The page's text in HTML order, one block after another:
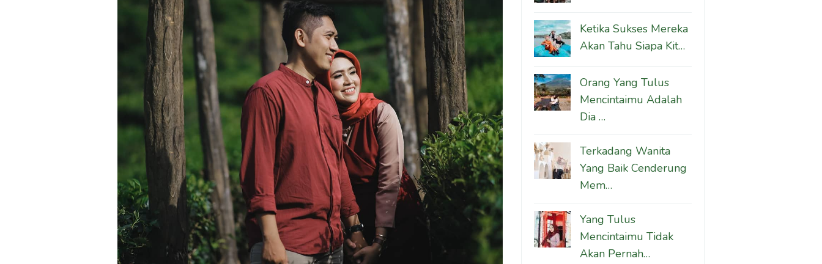
Ketika Sukses Mereka
Akan Tahu Siapa Kit…
Orang Yang Tulus
Mencintaimu Adalah
Dia …
Terkadang Wanita
Yang Baik Cenderung
Mem…
Yang Tulus
Mencintaimu Tidak
Akan Pernah…